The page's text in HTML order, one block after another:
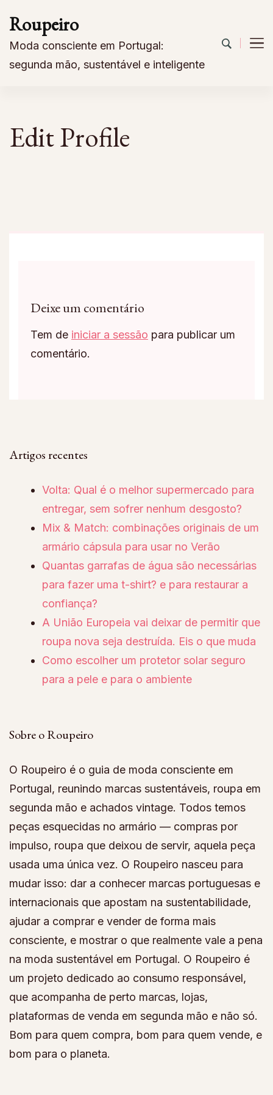
Roupeiro
Moda consciente em Portugal:
segunda mão, sustentável e inteligente
Edit Profile
Deixe um comentário
Tem de iniciar a sessão para publicar um
comentário.
Artigos recentes
Volta: Qual é o melhor supermercado para
entregar, sem sofrer nenhum desgosto?
Mix & Match: combinações originais de um
armário cápsula para usar no Verão
Quantas garrafas de água são necessárias
para fazer uma t-shirt? e para restaurar a
confiança?
A União Europeia vai deixar de permitir que
roupa nova seja destruída. Eis o que muda
Como escolher um protetor solar seguro
para a pele e para o ambiente
Sobre o Roupeiro
O Roupeiro é o guia de moda consciente em
Portugal, reunindo marcas sustentáveis, roupa em
segunda mão e achados vintage. Todos temos
peças esquecidas no armário — compras por
impulso, roupa que deixou de servir, aquela peça
usada uma única vez. O Roupeiro nasceu para
mudar isso: dar a conhecer marcas portuguesas e
internacionais que apostam na sustentabilidade,
ajudar a comprar e vender de forma mais
consciente, e mostrar o que realmente vale a pena
na moda sustentável em Portugal. O Roupeiro é
um projeto dedicado ao consumo responsável,
que acompanha de perto marcas, lojas,
plataformas de venda em segunda mão e não só.
Bom para quem compra, bom para quem vende, e
bom para o planeta.